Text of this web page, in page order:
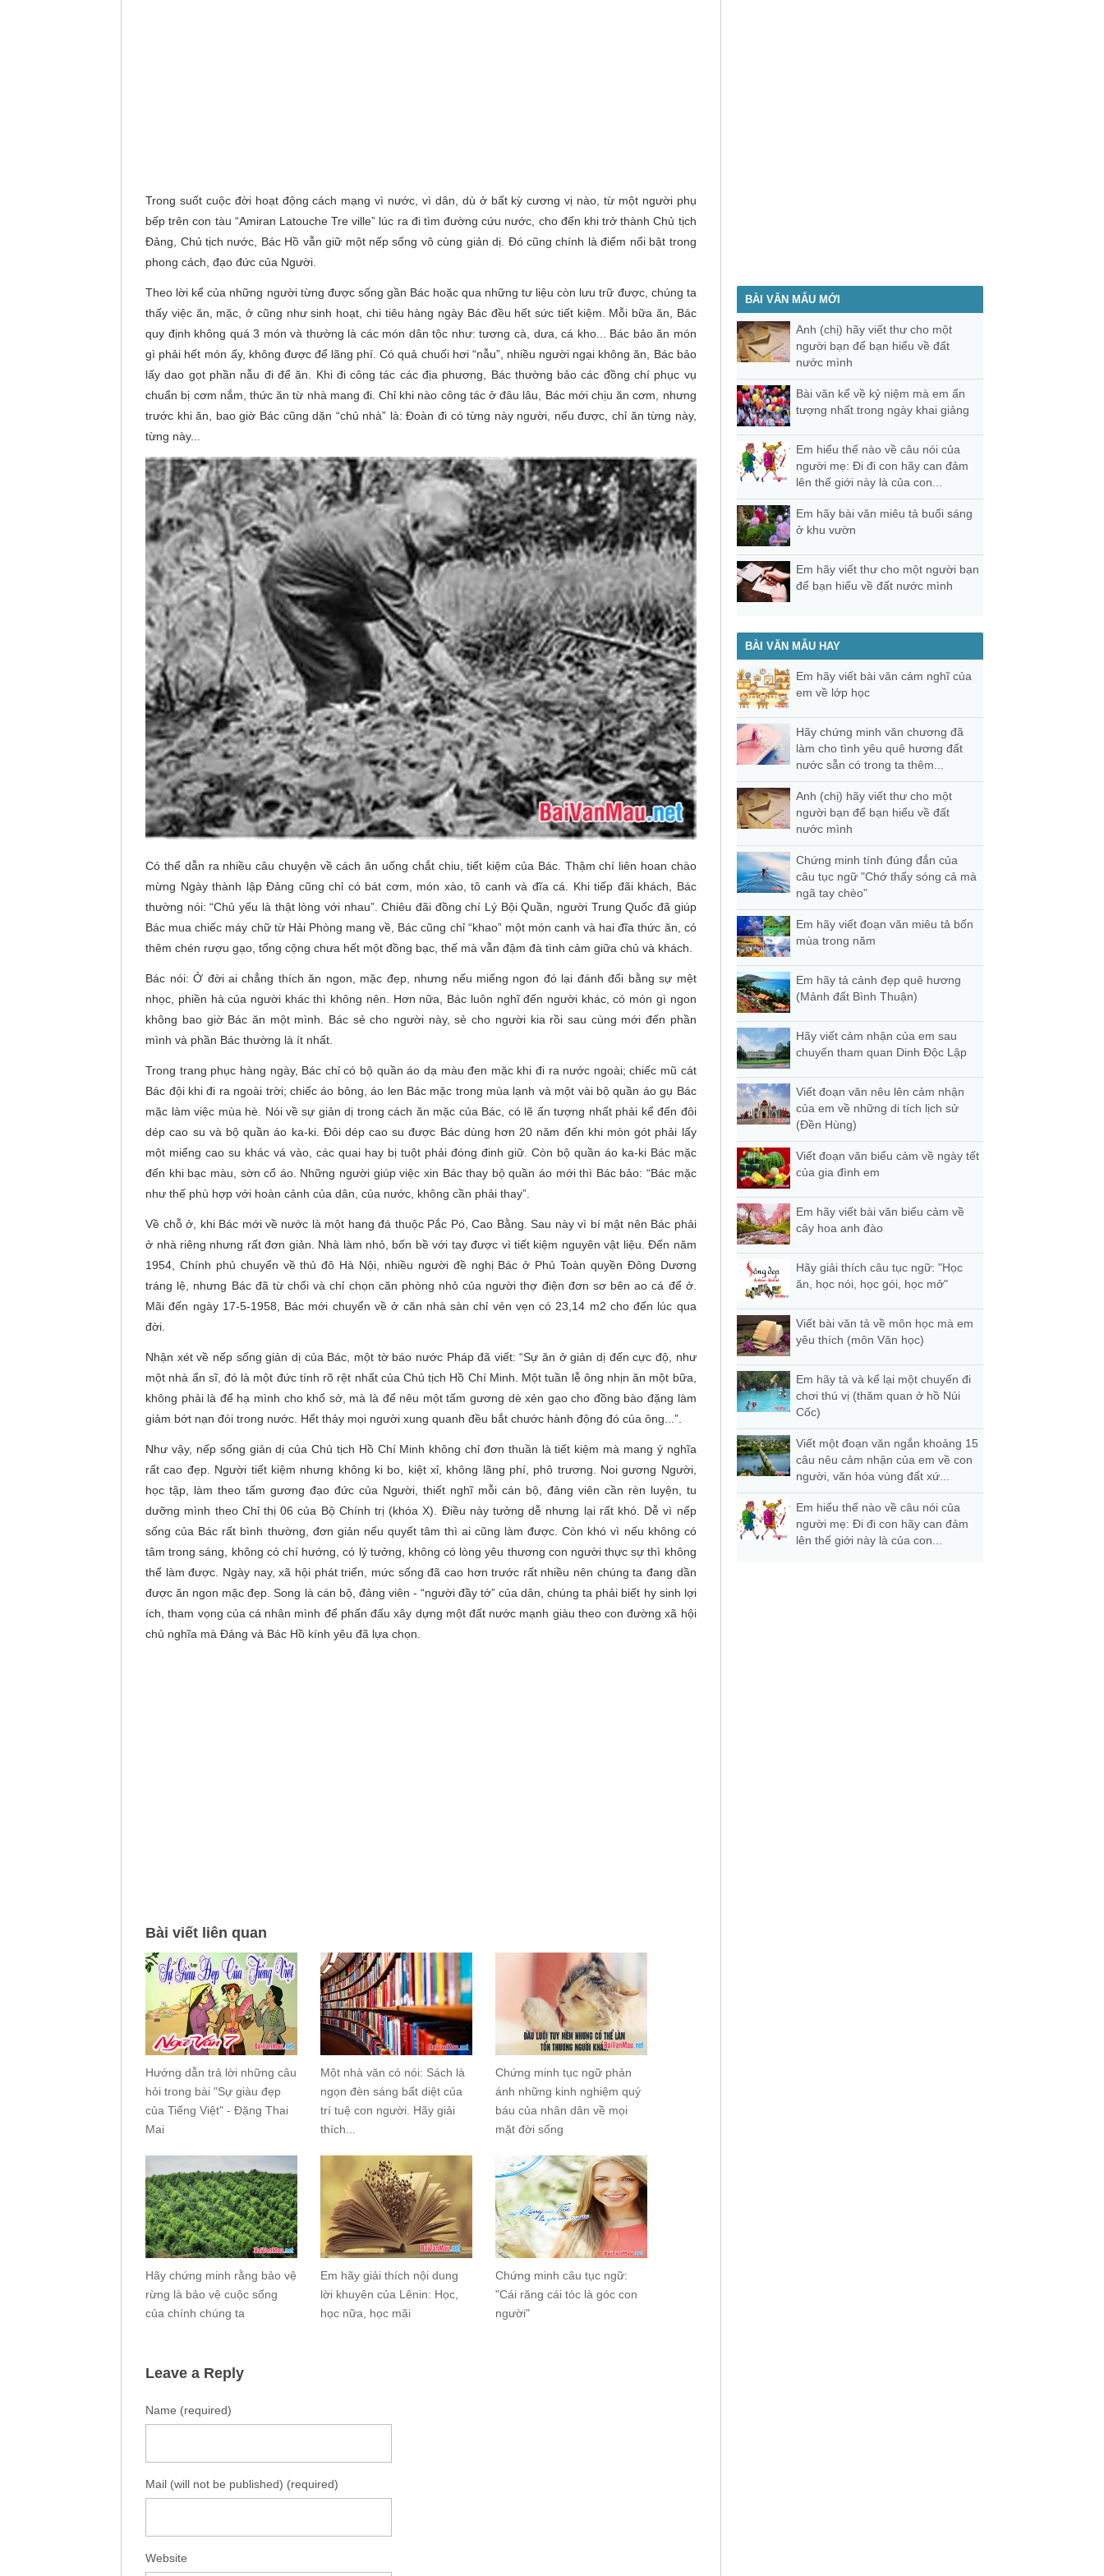
Trong suốt cuộc đời hoạt động cách mạng vì nước, vì dân, dù ở bất kỳ cương vị nào, từ một người phụ
bếp trên con tàu “Amiran Latouche Tre ville” lúc ra đi tìm đường cứu nước, cho đến khi trở thành Chủ tịch
Đảng, Chủ tịch nước, Bác Hồ vẫn giữ một nếp sống vô cùng giản dị. Đó cũng chính là điểm nổi bật trong
phong cách, đạo đức của Người.
Theo lời kể của những người từng được sống gần Bác hoặc qua những tư liệu còn lưu trữ được, chúng ta
thấy việc ăn, mặc, ở cũng như sinh hoạt, chi tiêu hàng ngày Bác đều hết sức tiết kiệm. Mỗi bữa ăn, Bác
quy định không quá 3 món và thường là các món dân tộc như: tương cà, dưa, cá kho... Bác bảo ăn món
gì phải hết món ấy, không được để lãng phí. Có quả chuối hơi “nẫu”, nhiều người ngại không ăn, Bác bảo
lấy dao gọt phần nẫu đi để ăn. Khi đi công tác các địa phương, Bác thường bảo các đồng chí phục vụ
chuẩn bị cơm nắm, thức ăn từ nhà mang đi. Chỉ khi nào công tác ở đâu lâu, Bác mới chịu ăn cơm, nhưng
trước khi ăn, bao giờ Bác cũng dặn “chủ nhà” là: Đoàn đi có từng này người, nếu được, chỉ ăn từng này,
từng này...
Có thể dẫn ra nhiều câu chuyện về cách ăn uống chắt chiu, tiết kiệm của Bác. Thậm chí liên hoan chào
mừng Ngày thành lập Đảng cũng chỉ có bát cơm, món xào, tô canh và đĩa cá. Khi tiếp đãi khách, Bác
thường nói: “Chủ yếu là thật lòng với nhau”. Chiêu đãi đồng chí Lý Bội Quần, người Trung Quốc đã giúp
Bác mua chiếc máy chữ từ Hải Phòng mang về, Bác cũng chỉ “khao” một món canh và hai đĩa thức ăn, có
thêm chén rượu gạo, tổng cộng chưa hết một đồng bạc, thế mà vẫn đậm đà tình cảm giữa chủ và khách.
Bác nói: Ở đời ai chẳng thích ăn ngon, mặc đẹp, nhưng nếu miếng ngon đó lại đánh đổi bằng sự mệt
nhọc, phiền hà của người khác thì không nên. Hơn nữa, Bác luôn nghĩ đến người khác, có món gì ngon
không bao giờ Bác ăn một mình. Bác sẻ cho người này, sẻ cho người kia rồi sau cùng mới đến phần
mình và phần Bác thường là ít nhất.
Trong trang phục hàng ngày, Bác chỉ có bộ quần áo dạ màu đen mặc khi đi ra nước ngoài; chiếc mũ cát
Bác đội khi đi ra ngoài trời; chiếc áo bông, áo len Bác mặc trong mùa lạnh và một vài bộ quần áo gụ Bác
mặc làm việc mùa hè. Nói về sự giản dị trong cách ăn mặc của Bác, có lẽ ấn tượng nhất phải kể đến đôi
dép cao su và bộ quần áo ka-ki. Đôi dép cao su được Bác dùng hơn 20 năm đến khi mòn gót phải lấy
một miếng cao su khác vá vào, các quai hay bị tuột phải đóng đinh giữ. Còn bộ quần áo ka-ki Bác mặc
đến khi bạc màu, sờn cổ áo. Những người giúp việc xin Bác thay bộ quần áo mới thì Bác bảo: “Bác mặc
như thế phù hợp với hoàn cảnh của dân, của nước, không cần phải thay”.
Về chỗ ở, khi Bác mới về nước là một hang đá thuộc Pắc Pó, Cao Bằng. Sau này vì bí mật nên Bác phải
ở nhà riêng nhưng rất đơn giản. Nhà làm nhỏ, bốn bề với tay được vì tiết kiệm nguyên vật liệu. Đến năm
1954, Chính phủ chuyển về thủ đô Hà Nội, nhiều người đề nghị Bác ở Phủ Toàn quyền Đông Dương
tráng lệ, nhưng Bác đã từ chối và chỉ chọn căn phòng nhỏ của người thợ điện đơn sơ bên ao cá để ở.
Mãi đến ngày 17-5-1958, Bác mới chuyển về ở căn nhà sàn chỉ vẻn vẹn có 23,14 m2 cho đến lúc qua
đời.
Nhận xét về nếp sống giản dị của Bác, một tờ báo nước Pháp đã viết: “Sự ăn ở giản dị đến cực độ, như
một nhà ẩn sĩ, đó là một đức tính rõ rệt nhất của Chủ tịch Hồ Chí Minh. Một tuần lễ ông nhịn ăn một bữa,
không phải là để hạ mình cho khổ sở, mà là để nêu một tấm gương dè xẻn gạo cho đồng bào đặng làm
giảm bớt nạn đói trong nước. Hết thảy mọi người xung quanh đều bắt chước hành động đó của ông...”.
Như vậy, nếp sống giản dị của Chủ tịch Hồ Chí Minh không chỉ đơn thuần là tiết kiệm mà mang ý nghĩa
rất cao đẹp. Người tiết kiệm nhưng không ki bo, kiệt xỉ, không lãng phí, phô trương. Noi gương Người,
học tập, làm theo tấm gương đạo đức của Người, thiết nghĩ mỗi cán bộ, đảng viên cần rèn luyện, tu
dưỡng mình theo Chỉ thị 06 của Bộ Chính trị (khóa X). Điều này tưởng dễ nhưng lại rất khó. Dễ vì nếp
sống của Bác rất bình thường, đơn giản nếu quyết tâm thì ai cũng làm được. Còn khó vì nếu không có
tâm trong sáng, không có chí hướng, có lý tưởng, không có lòng yêu thương con người thực sự thì không
thể làm được. Ngày nay, xã hội phát triển, mức sống đã cao hơn trước rất nhiều nên chúng ta đang dần
được ăn ngon mặc đẹp. Song là cán bộ, đảng viên - “người đầy tớ” của dân, chúng ta phải biết hy sinh lợi
ích, tham vọng của cá nhân mình để phấn đấu xây dựng một đất nước mạnh giàu theo con đường xã hội
chủ nghĩa mà Đảng và Bác Hồ kính yêu đã lựa chọn.
Bài viết liên quan
Hướng dẫn trả lời những câu
hỏi trong bài "Sự giàu đẹp
của Tiếng Việt" - Đặng Thai
Mai
Một nhà văn có nói: Sách là
ngọn đèn sáng bất diệt của
trí tuệ con người. Hãy giải
thích...
Chứng minh tục ngữ phản
ánh những kinh nghiệm quý
báu của nhân dân về mọi
mặt đời sống
Hãy chứng minh rằng bảo vệ
rừng là bảo vệ cuộc sống
của chính chúng ta
Em hãy giải thích nội dung
lời khuyên của Lênin: Học,
học nữa, học mãi
Chứng minh câu tục ngữ:
"Cái răng cái tóc là góc con
người"
Leave a Reply
Name (required)
Mail (will not be published) (required)
Website
BÀI VĂN MẪU MỚI
Anh (chị) hãy viết thư cho một
người bạn để bạn hiểu về đất
nước mình
Bài văn kể về kỷ niệm mà em ấn
tượng nhất trong ngày khai giảng
Em hiểu thế nào về câu nói của
người mẹ: Đi đi con hãy can đảm
lên thế giới này là của con...
Em hãy bài văn miêu tả buổi sáng
ở khu vườn
Em hãy viết thư cho một người bạn
để bạn hiểu về đất nước mình
BÀI VĂN MẪU HAY
Em hãy viết bài văn cảm nghĩ của
em về lớp học
Hãy chứng minh văn chương đã
làm cho tình yêu quê hương đất
nước sẵn có trong ta thêm...
Anh (chị) hãy viết thư cho một
người bạn để bạn hiểu về đất
nước mình
Chứng minh tính đúng đắn của
câu tục ngữ "Chớ thấy sóng cả mà
ngã tay chèo"
Em hãy viết đoạn văn miêu tả bốn
mùa trong năm
Em hãy tả cảnh đẹp quê hương
(Mảnh đất Bình Thuận)
Hãy viết cảm nhận của em sau
chuyến tham quan Dinh Độc Lập
Viết đoạn văn nêu lên cảm nhận
của em về những di tích lịch sử
(Đền Hùng)
Viết đoạn văn biểu cảm về ngày tết
của gia đình em
Em hãy viết bài văn biểu cảm về
cây hoa anh đào
Hãy giải thích câu tục ngữ: "Học
ăn, học nói, học gói, học mở"
Viết bài văn tả về môn học mà em
yêu thích (môn Văn học)
Em hãy tả và kể lại một chuyến đi
chơi thú vị (thăm quan ở hồ Núi
Cốc)
Viết một đoạn văn ngắn khoảng 15
câu nêu cảm nhận của em về con
người, văn hóa vùng đất xứ...
Em hiểu thế nào về câu nói của
người mẹ: Đi đi con hãy can đảm
lên thế giới này là của con...